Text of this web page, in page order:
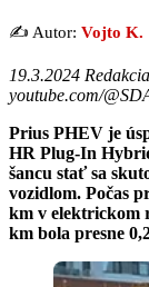
✍️ Autor: Vojto K.
19.3.2024
youtube.com/
Prius PHEV je
HR Plug-In
šancu stať sa
vozidlom. Počas
km v elektrickom
km bola presne